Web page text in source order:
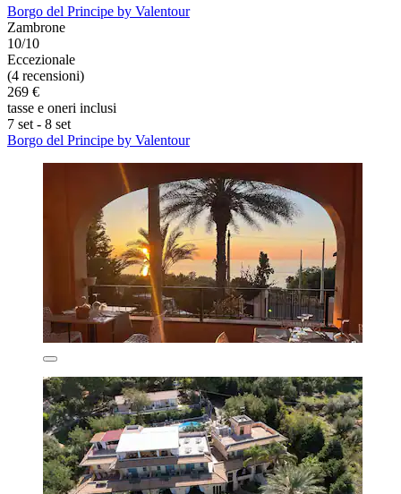
Borgo del Principe by Valentour
Zambrone
10/10
Eccezionale
(4 recensioni)
269 €
tasse e oneri inclusi
7 set - 8 set
Borgo del Principe by Valentour